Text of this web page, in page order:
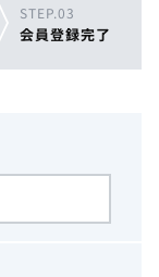
STEP.03
会員登録完了